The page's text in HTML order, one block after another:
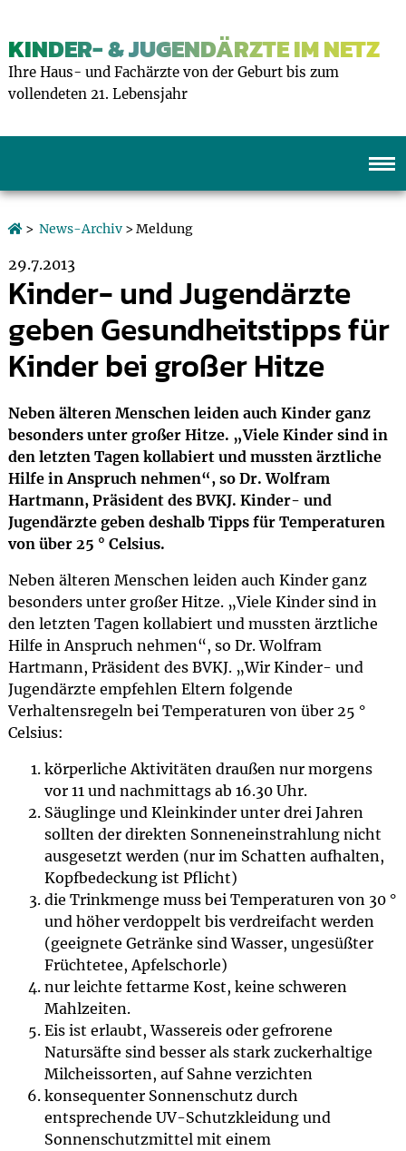
KINDER- & JUGENDÄRZTE IM NETZ
Ihre Haus- und Fachärzte von der Geburt bis zum
vollendeten 21. Lebensjahr
> News-Archiv> Meldung
29.7.2013
Kinder- und Jugendärzte
geben Gesundheitstipps für
Kinder bei großer Hitze
Neben älteren Menschen leiden auch Kinder ganz
besonders unter großer Hitze. „Viele Kinder sind in
den letzten Tagen kollabiert und mussten ärztliche
Hilfe in Anspruch nehmen“, so Dr. Wolfram
Hartmann, Präsident des BVKJ. Kinder- und
Jugendärzte geben deshalb Tipps für Temperaturen
von über 25 ° Celsius.
Neben älteren Menschen leiden auch Kinder ganz
besonders unter großer Hitze. „Viele Kinder sind in
den letzten Tagen kollabiert und mussten ärztliche
Hilfe in Anspruch nehmen“, so Dr. Wolfram
Hartmann, Präsident des BVKJ. „Wir Kinder- und
Jugendärzte empfehlen Eltern folgende
Verhaltensregeln bei Temperaturen von über 25 °
Celsius:
körperliche Aktivitäten draußen nur morgens
vor 11 und nachmittags ab 16.30 Uhr.
Säuglinge und Kleinkinder unter drei Jahren
sollten der direkten Sonneneinstrahlung nicht
ausgesetzt werden (nur im Schatten aufhalten,
Kopfbedeckung ist Pflicht)
die Trinkmenge muss bei Temperaturen von 30 °
und höher verdoppelt bis verdreifacht werden
(geeignete Getränke sind Wasser, ungesüßter
Früchtetee, Apfelschorle)
nur leichte fettarme Kost, keine schweren
Mahlzeiten.
Eis ist erlaubt, Wassereis oder gefrorene
Natursäfte sind besser als stark zuckerhaltige
Milcheissorten, auf Sahne verzichten
konsequenter Sonnenschutz durch
entsprechende UV-Schutzkleidung und
Sonnenschutzmittel mit einem